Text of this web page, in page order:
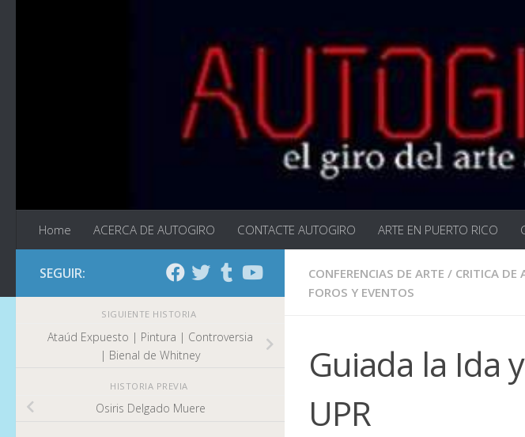
Home ACERCA DE AUTOGIRO CONTACTE AUTOGIRO ARTE EN PUERTO RICO
CONFERENCIAS DE ARTE / CRITICA DE
FOROS Y EVENTOS
Guiada la Ida
UPR
SEGUIR:
SIGUIENTE HISTORIA
Ataúd Expuesto | Pintura | Controversia
| Bienal de Whitney
HISTORIA PREVIA
Osiris Delgado Muere